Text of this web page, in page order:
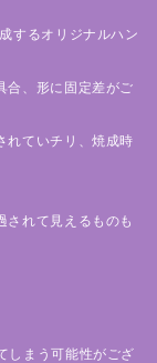
するオリジナルハン
合、形に固定差がご
れていチリ、焼成時
されて見えるものも
しまう可能性がござ